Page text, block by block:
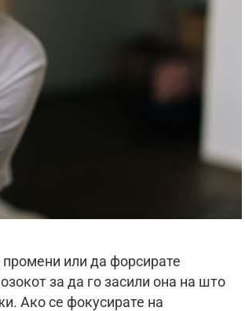
или да форсирате
за да го засили она на што
Ако се фокусирате на